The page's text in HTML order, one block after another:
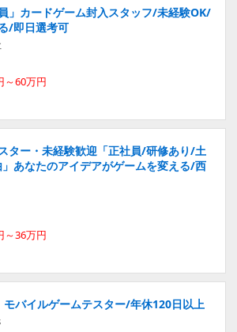
36万円
バイルゲームテスター/年休120日以上
円
タ管理/入力データ確認/土日祝休み
～50万円